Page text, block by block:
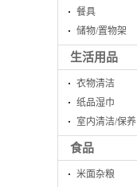
餐具
储物/置物架
生活用品
衣物清洁
纸品湿巾
室内清洁/保养
食品
米面杂粮